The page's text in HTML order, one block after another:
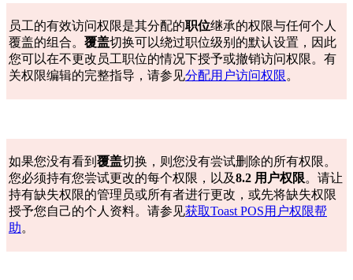
员工的有效访问权限是其分配的职位继承的权限与任何个人
覆盖的组合。 覆盖切换可以绕过职位级别的默认设置，因此
您可以在不更改员工职位的情况下授予或撤销访问权限。有
关权限编辑的完整指导，请参见分配用户访问权限。
如果您没有看到 覆盖切换，则您没有尝试删除的所有权限。
您必须持有您尝试更改的每个权限，以及8.2 用户权限。请让
持有缺失权限的管理员或所有者进行更改，或先将缺失权限
授予您自己的个人资料。请参见获取Toast POS用户权限帮
助。